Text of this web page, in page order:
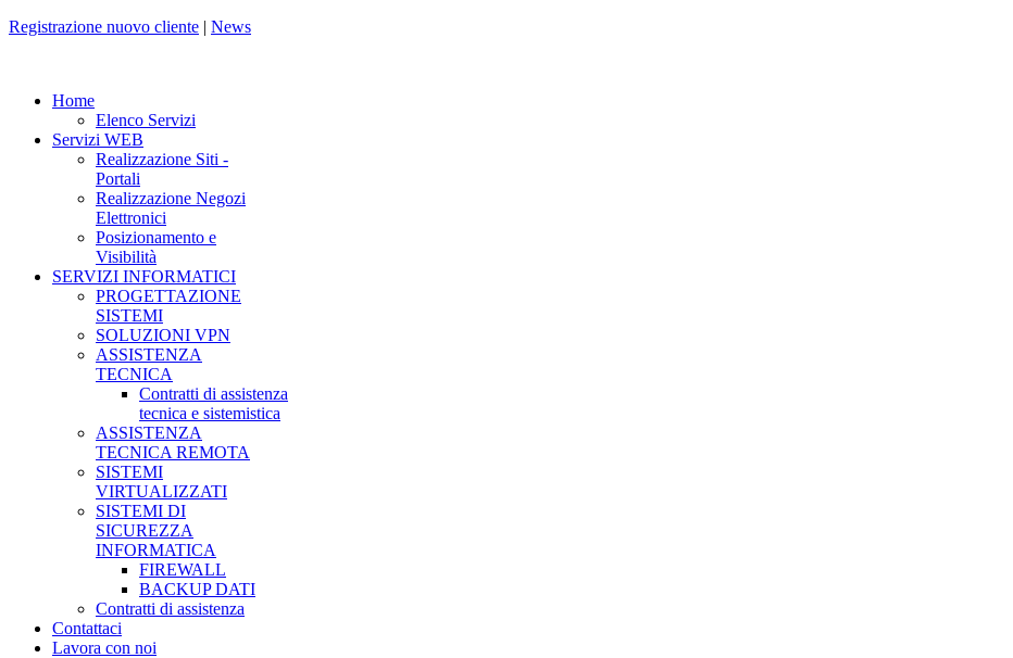
Registrazione nuovo cliente | News
Home
Elenco Servizi
Servizi WEB
Realizzazione Siti -
Portali
Realizzazione Negozi
Elettronici
Posizionamento e
Visibilità
SERVIZI INFORMATICI
PROGETTAZIONE
SISTEMI
SOLUZIONI VPN
ASSISTENZA
TECNICA
Contratti di assistenza
tecnica e sistemistica
ASSISTENZA
TECNICA REMOTA
SISTEMI
VIRTUALIZZATI
SISTEMI DI
SICUREZZA
INFORMATICA
FIREWALL
BACKUP DATI
Contratti di assistenza
Contattaci
Lavora con noi